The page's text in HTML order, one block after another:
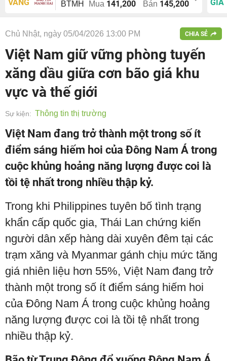
VÀNG
BTMH Mua 141,200 Bán 145,200
GIÁ
Chủ Nhật, ngày 05/04/2026 13:00 PM CHIA SẺ
Việt Nam giữ vững phòng tuyến
xăng dầu giữa cơn bão giá khu
vực và thế giới
Sự kiện: Thông tin thị trường
Việt Nam đang trở thành một trong số ít
điểm sáng hiếm hoi của Đông Nam Á trong
cuộc khủng hoảng năng lượng được coi là
tồi tệ nhất trong nhiều thập kỷ.
Trong khi Philippines tuyên bố tình trạng
khẩn cấp quốc gia, Thái Lan chứng kiến
người dân xếp hàng dài xuyên đêm tại các
trạm xăng và Myanmar gánh chịu mức tăng
giá nhiên liệu hơn 55%, Việt Nam đang trở
thành một trong số ít điểm sáng hiếm hoi
của Đông Nam Á trong cuộc khủng hoảng
năng lượng được coi là tồi tệ nhất trong
nhiều thập kỷ.